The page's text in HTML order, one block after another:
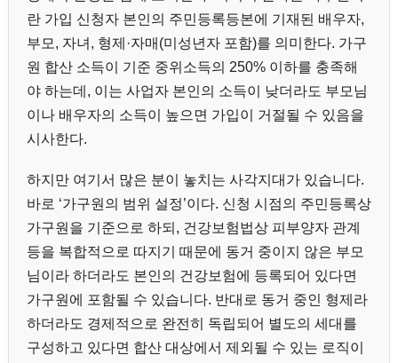
란 가입 신청자 본인의 주민등록등본에 기재된 배우자,
부모, 자녀, 형제·자매(미성년자 포함)를 의미한다. 가구
원 합산 소득이 기준 중위소득의 250% 이하를 충족해
야 하는데, 이는 사업자 본인의 소득이 낮더라도 부모님
이나 배우자의 소득이 높으면 가입이 거절될 수 있음을
시사한다.
하지만 여기서 많은 분이 놓치는 사각지대가 있습니다.
바로 ‘가구원의 범위 설정’이다. 신청 시점의 주민등록상
가구원을 기준으로 하되, 건강보험법상 피부양자 관계
등을 복합적으로 따지기 때문에 동거 중이지 않은 부모
님이라 하더라도 본인의 건강보험에 등록되어 있다면
가구원에 포함될 수 있습니다. 반대로 동거 중인 형제라
하더라도 경제적으로 완전히 독립되어 별도의 세대를
구성하고 있다면 합산 대상에서 제외될 수 있는 로직이